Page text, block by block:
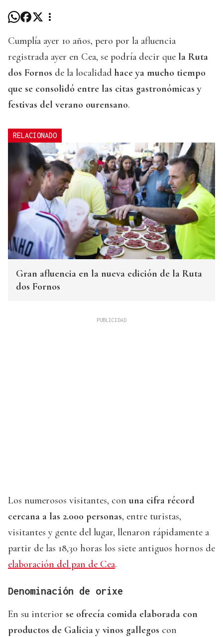
Cumplía ayer 10 años, pero por la afluencia
registrada ayer en Cea, se podría decir que la Ruta
dos Fornos de la localidad hace ya mucho tiempo
que se consolidó entre las citas gastronómicas y
festivas del verano ourensano.
RELACIONADO
Gran afluencia en la nueva edición de la Ruta
dos Fornos
Los numerosos visitantes, con una cifra récord
cercana a las 2.000 personas, entre turistas,
visitantes y gente del lugar, llenaron rápidamente a
partir de las 18,30 horas los siete antiguos hornos de
elaboración del pan de Cea.
Denominación de orixe
En su interior se ofrecía comida elaborada con
productos de Galicia y vinos gallegos con